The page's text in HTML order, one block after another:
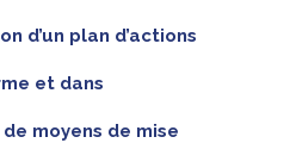
d’un plan d’actions
et dans
moyens de mise